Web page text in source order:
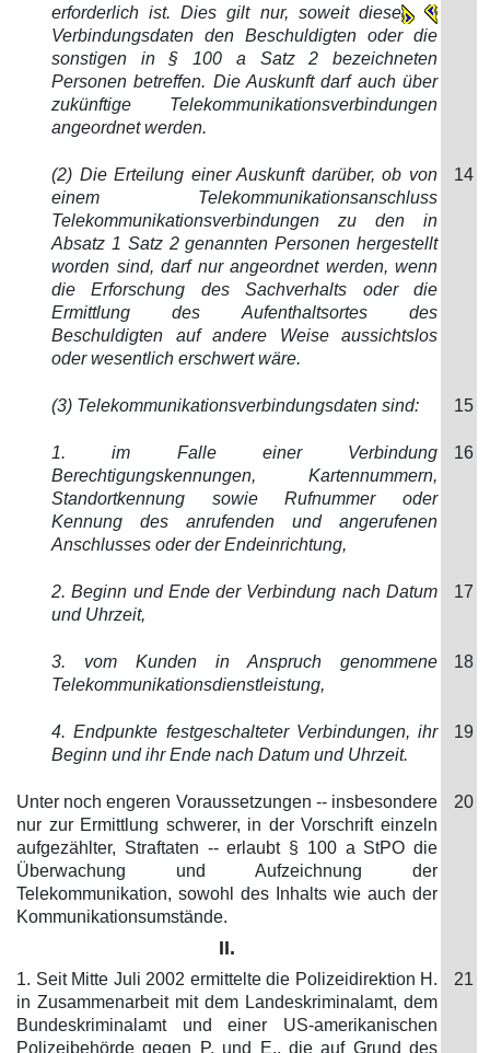
erforderlich ist. Dies gilt nur, soweit diese
Verbindungsdaten den Beschuldigten oder die
sonstigen in § 100 a Satz 2 bezeichneten
Personen betreffen. Die Auskunft darf auch über
zukünftige Telekommunikationsverbindungen
angeordnet werden.
(2) Die Erteilung einer Auskunft darüber, ob von
einem Telekommunikationsanschluss
Telekommunikationsverbindungen zu den in
Absatz 1 Satz 2 genannten Personen hergestellt
worden sind, darf nur angeordnet werden, wenn
die Erforschung des Sachverhalts oder die
Ermittlung des Aufenthaltsortes des
Beschuldigten auf andere Weise aussichtslos
oder wesentlich erschwert wäre.
14
(3) Telekommunikationsverbindungsdaten sind: 15
1. im Falle einer Verbindung
Berechtigungskennungen, Kartennummern,
Standortkennung sowie Rufnummer oder
Kennung des anrufenden und angerufenen
Anschlusses oder der Endeinrichtung,
16
2. Beginn und Ende der Verbindung nach Datum
und Uhrzeit,
17
3. vom Kunden in Anspruch genommene
Telekommunikationsdienstleistung,
18
4. Endpunkte festgeschalteter Verbindungen, ihr
Beginn und ihr Ende nach Datum und Uhrzeit.
19
Unter noch engeren Voraussetzungen -- insbesondere
nur zur Ermittlung schwerer, in der Vorschrift einzeln
aufgezählter, Straftaten -- erlaubt § 100 a StPO die
Überwachung und Aufzeichnung der
Telekommunikation, sowohl des Inhalts wie auch der
Kommunikationsumstände.
20
II.
1. Seit Mitte Juli 2002 ermittelte die Polizeidirektion H.
in Zusammenarbeit mit dem Landeskriminalamt, dem
Bundeskriminalamt und einer US-amerikanischen
Polizeibehörde gegen P. und E., die auf Grund des
21